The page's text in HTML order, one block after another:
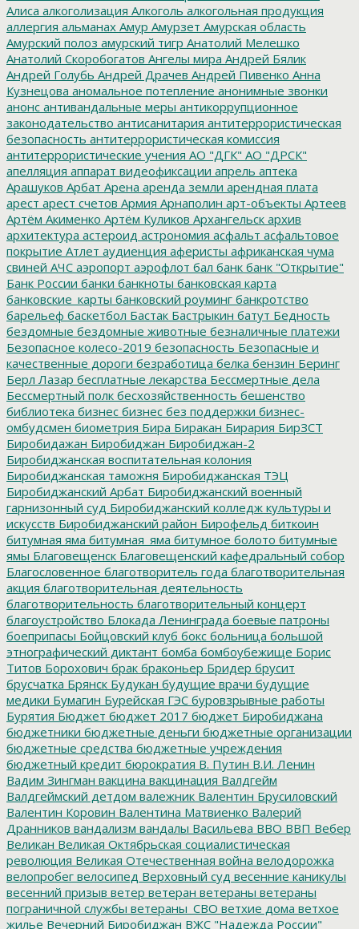
Алиса алкоголизация Алкоголь алкогольная продукция
аллергия альманах Амур Амурзет Амурская область
Амурский полоз амурский тигр Анатолий Мелешко
Анатолий Скоробогатов Ангелы мира Андрей Бялик
Андрей Голубь Андрей Драчев Андрей Пивенко Анна
Кузнецова аномальное потепление анонимные звонки
анонс антивандальные меры антикоррупционное
законодательство антисанитария антитеррористическая
безопасность антитеррористическая комиссия
антитеррористические учения АО "ДГК" АО "ДРСК"
апелляция аппарат видеофиксации апрель аптека
Арашуков Арбат Арена аренда земли арендная плата
арест арест счетов Армия Арнаполин арт-объекты Артеев
Артём Акименко Артём Куликов Архангельск архив
архитектура астероид астрономия асфальт асфальтовое
покрытие Атлет аудиенция аферисты африканская чума
свиней АЧС аэропорт аэрофлот бал банк банк "Открытие"
Банк России банки банкноты банковская карта
банковские_карты банковский роуминг банкротство
барельеф баскетбол Бастак Бастрыкин батут Бедность
бездомные бездомные животные безналичные платежи
Безопасное колесо-2019 безопасность Безопасные и
качественные дороги безработица белка бензин Беринг
Берл Лазар бесплатные лекарства Бессмертные дела
Бессмертный полк бесхозяйственность бешенство
библиотека бизнес бизнес без поддержки бизнес-
омбудсмен биометрия Бира Биракан Бирария БирЗСТ
Биробидажан Биробиджан Биробиджан-2
Биробиджанская воспитательная колония
Биробиджанская таможня Биробиджанская ТЭЦ
Биробиджанский Арбат Биробиджанский военный
гарнизонный суд Биробиджанский колледж культуры и
искусств Биробиджанский район Бирофельд биткоин
битумная яма битумная_яма битумное болото битумные
ямы Благовещенск Благовещенский кафедральный собор
Благословенное благотворитель года благотворительная
акция благотворительная деятельность
благотворительность благотворительный концерт
благоустройство Блокада Ленинграда боевые патроны
боеприпасы Бойцовский клуб бокс больница большой
этнографический диктант бомба бомбоубежище Борис
Титов Борохович брак браконьер Бридер брусит
брусчатка Брянск Будукан будущие врачи будущие
медики Бумагин Бурейская ГЭС буровзрывные работы
Бурятия Бюджет бюджет 2017 бюджет Биробиджана
бюджетники бюджетные деньги бюджетные организации
бюджетные средства бюджетные учреждения
бюджетный кредит бюрократия В. Путин В.И. Ленин
Вадим Зингман вакцина вакцинация Валдгейм
Валдгеймский детдом валежник Валентин Брусиловский
Валентин Коровин Валентина Матвиенко Валерий
Дранников вандализм вандалы Васильева ВВО ВВП Вебер
Великан Великая Октябрьская социалистическая
революция Великая Отечественная война велодорожка
велопробег велосипед Верховный суд весенние каникулы
весенний призыв ветер ветеран ветераны ветераны
пограничной службы ветераны_СВО ветхие дома ветхое
жилье Вечерний Биробиджан ВЖС "Надежда России"